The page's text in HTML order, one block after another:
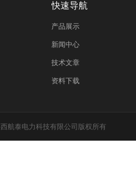
快速导航
产品展示
新闻中心
技术文章
资料下载
航泰电力科技有限公司版权所有